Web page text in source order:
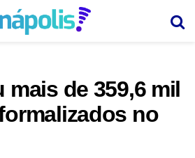
mais de 359,6 mil
no